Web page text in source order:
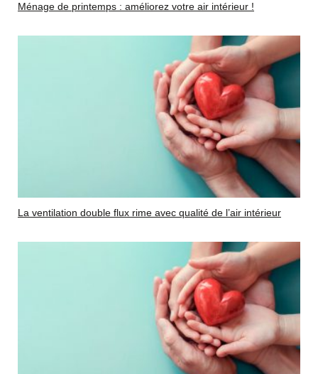
Ménage de printemps : améliorez votre air intérieur !
La ventilation double flux rime avec qualité de l’air intérieur